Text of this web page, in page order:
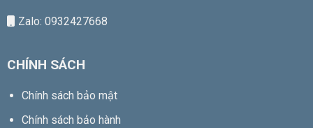
Zalo: 0932427668
CHÍNH SÁCH
Chính sách bảo mật
Chính sách bảo hành